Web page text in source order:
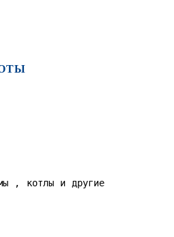
, котлы и другие